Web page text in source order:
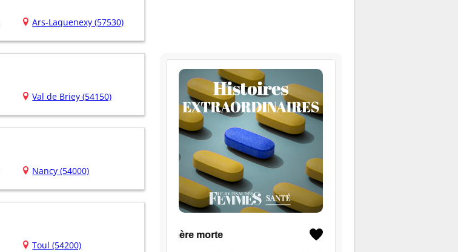
Ars-Laquenexy (57530)
Val de Briey (54150)
Nancy (54000)
Toul (54200)